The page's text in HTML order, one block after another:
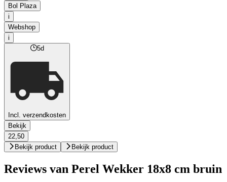
Bol Plaza
i
Webshop
i
5d
Incl. verzendkosten
Bekijk
22,50
Bekijk product
Bekijk product
Reviews van Perel Wekker 18x8 cm bruin